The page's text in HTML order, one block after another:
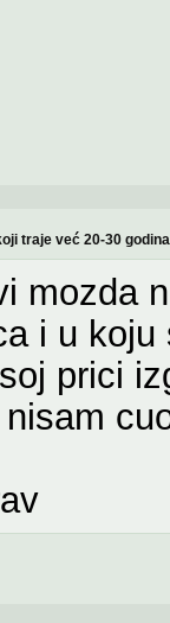
traje već 20-30
mozda
i u
prici